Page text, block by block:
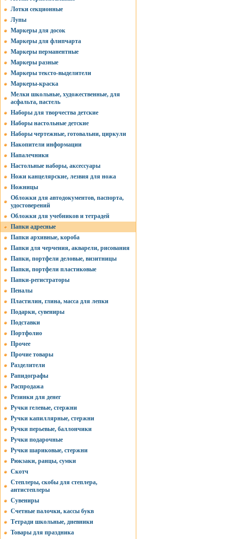
Лотки секционные
Лупы
Маркеры для досок
Маркеры для флипчарта
Маркеры перманентные
Маркеры разные
Маркеры тексто-выделители
Маркеры-краска
Мелки школьные, художественные, для
асфальта, пастель
Наборы для творчества детские
Наборы настольные детские
Наборы чертежные, готовальни, циркули
Накопители информации
Напалечники
Настольные наборы, аксессуары
Ножи канцелярские, лезвия для ножа
Ножницы
Обложки для автодокументов, паспорта,
удостоверений
Обложки для учебников и тетрадей
Папки адресные
Папки архивные, короба
Папки для черчения, акварели, рисования
Папки, портфели деловые, визитницы
Папки, портфели пластиковые
Папки-регистраторы
Пеналы
Пластилин, глина, масса для лепки
Подарки, сувениры
Подставки
Портфолио
Прочее
Прочие товары
Разделители
Рапидографы
Распродажа
Резинки для денег
Ручки гелевые, стержни
Ручки капиллярные, стержни
Ручки перьевые, баллончики
Ручки подарочные
Ручки шариковые, стержни
Рюкзаки, ранцы, сумки
Скотч
Степлеры, скобы для степлера,
антистеплеры
Сувениры
Счетные палочки, кассы букв
Тетради школьные, дневники
Товары для праздника